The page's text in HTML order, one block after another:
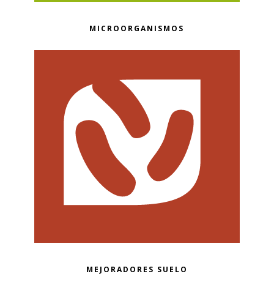
MICROORGANISMOS
MEJORADORES SUELO